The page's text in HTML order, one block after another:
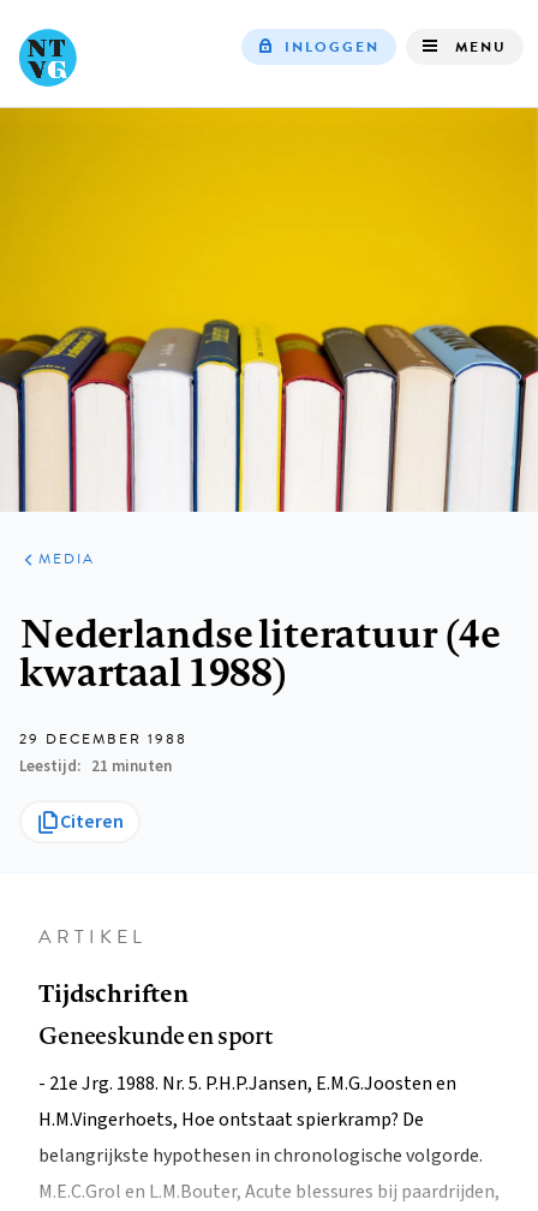
INLOGGEN MENU
ARTIKELEN
VARIA
MEDIA
Nederlandse literatuur (4e
kwartaal 1988)
29 DECEMBER 1988
Leestijd
21 minuten
Citeren
ARTIKEL
Tijdschriften
Geneeskunde en sport
- 21e Jrg. 1988. Nr. 5. P.H.P.Jansen, E.M.G.Joosten en
H.M.Vingerhoets, Hoe ontstaat spierkramp? De
belangrijkste hypothesen in chronologische volgorde.
M.E.C.Grol en L.M.Bouter, Acute blessures bij paardrijden,